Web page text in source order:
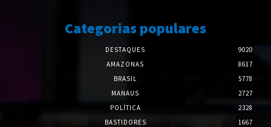
Categorias populares
DESTAQUES
9020
AMAZONAS
8617
BRASIL
5778
MANAUS
2727
POLÍTICA
2328
BASTIDORES
1667